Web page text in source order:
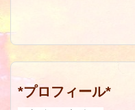
*プロフィール*